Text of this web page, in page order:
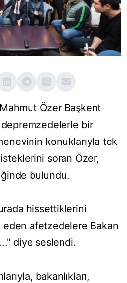
Özer Başkent
bir
konuklarıyla tek
soran Özer,
bulundu.
hissettiklerini
afetzedelere Bakan
diye seslendi.
bakanlıkları,